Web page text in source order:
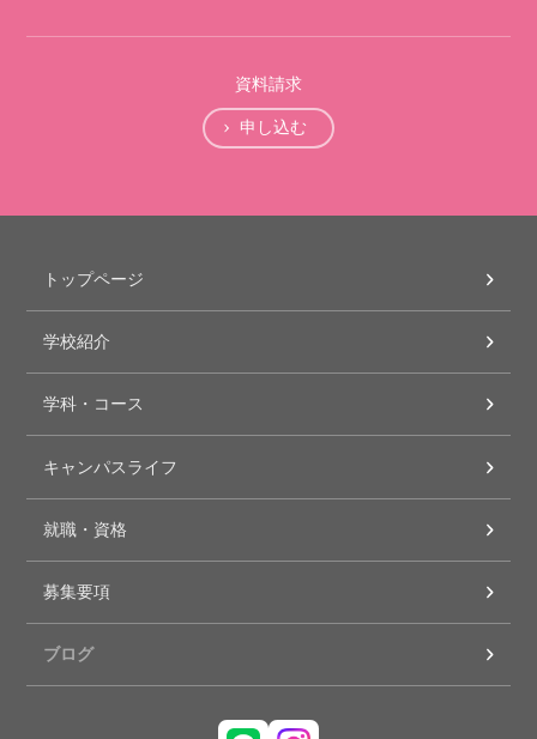
資料請求
申し込む
トップページ
学校紹介
学科・コース
キャンパスライフ
就職・資格
募集要項
ブログ